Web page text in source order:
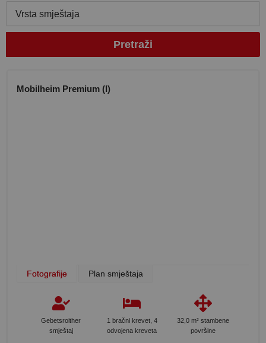
Vrsta smještaja
Pretraži
Mobilheim Premium (I)
Fotografije Plan smještaja
Gebetsroither
smještaj
1 bračni krevet, 4
odvojena kreveta
32,0 m² stambene
površine